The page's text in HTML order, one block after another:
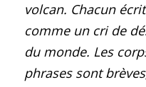
volcan. Chacun
comme un cri de
du monde. Les
phrases sont